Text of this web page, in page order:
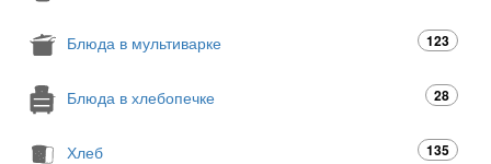
Блюда в мультиварке 123
Блюда в хлебопечке 28
Хлеб 135